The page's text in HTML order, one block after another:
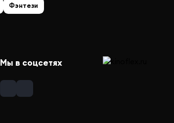
Фэнтези
Мы в соцсетях